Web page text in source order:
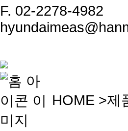
F. 02-2278-4982
HOME >제